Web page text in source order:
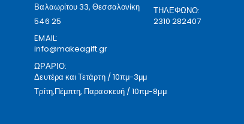
Βαλαωρίτου 33, Θεσσαλονίκη
546 25
ΤΗΛΕΦΩΝΟ:
2310 282407
EMAIL:
info@makeagift.gr
ΩΡΑΡΙΟ:
Δευτέρα και Τετάρτη / 10πμ-3μμ
Τρίτη,Πέμπτη, Παρασκευή / 10πμ-8μμ